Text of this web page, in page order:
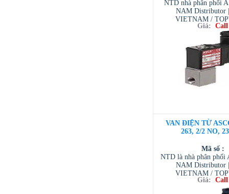
NTD nhà phân phối
NAM Distributor
VIETNAM /
VIETNAM /
/ TESCOM
Giá: Call
VAN ĐIỆN TỪ
263, 2/2 NO,
Mã số :
NTD là nhà phân phối
NAM Distributor
VIETNAM /
VIETNAM /
/ TESCOM
Giá: Call